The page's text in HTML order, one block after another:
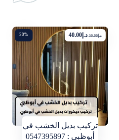
20%
تركيب بديل الخشب في
أبوظبي : 0547395897
د.إ50.00 د.إ40.00